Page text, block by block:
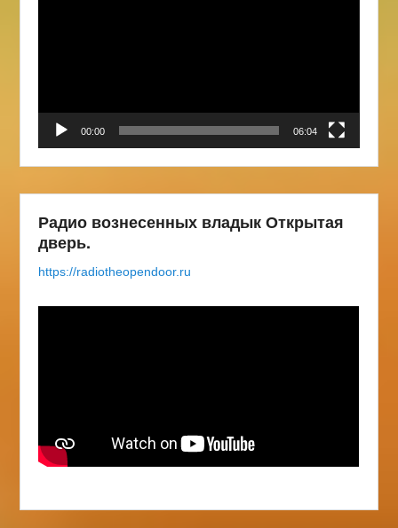
00:00 06:04
Радио вознесенных владык Открытая
дверь.
https://radiotheopendoor.ru